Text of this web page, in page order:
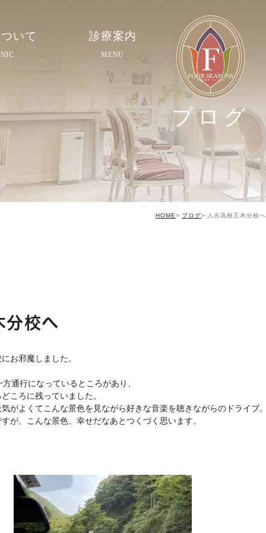
いて 診療案内
MENU
ブログ
HOME ブログ 人吉高校五木分校へ
分校へ
お邪魔しました。
通行になっているところがあり、
ころに残っていました。
がよくてこんな景色を見ながら好きな音楽を聴きながらのドライブ。
が、こんな景色、幸せだなあとつくづく思います。